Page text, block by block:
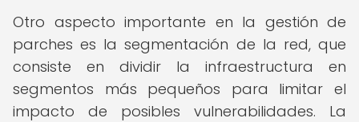
Otro aspecto importante en la gestión de
parches es la segmentación de la red, que
consiste en dividir la infraestructura en
segmentos más pequeños para limitar el
impacto de posibles vulnerabilidades. La